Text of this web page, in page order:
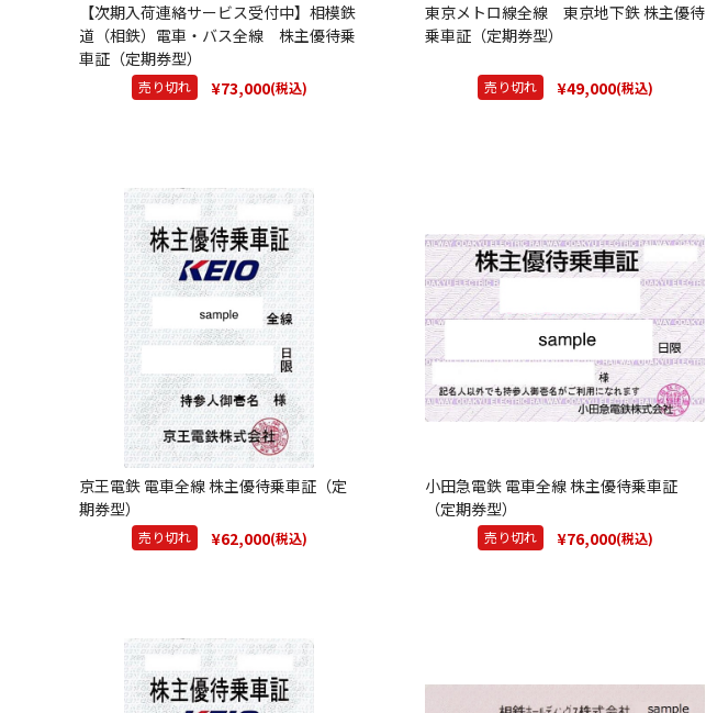
【次期入荷連絡サービス受付中】相模鉄
道（相鉄）電車・バス全線 株主優待乗
車証（定期券型）
売り切れ ¥73,000(税込)
東京メトロ線全線 東京地下鉄 株主優待
乗車証（定期券型）
売り切れ ¥49,000(税込)
京王電鉄 電車全線 株主優待乗車証（定
期券型）
売り切れ ¥62,000(税込)
小田急電鉄 電車全線 株主優待乗車証
（定期券型）
売り切れ ¥76,000(税込)